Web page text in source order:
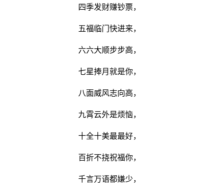
四季发财赚钞票，
五福临门快进来，
六六大顺步步高，
七星捧月就是你，
八面威风志向高，
九霄云外是烦恼，
十全十美最最好，
百折不挠祝福你，
千言万语都嫌少，